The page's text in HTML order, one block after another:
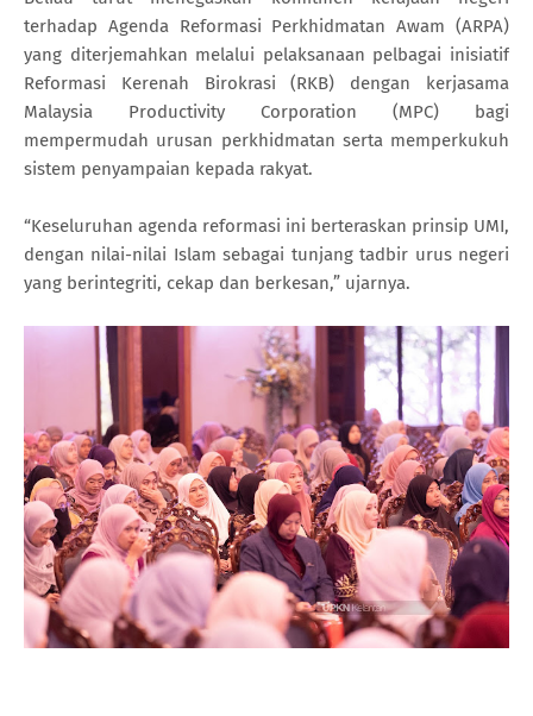
terhadap Agenda Reformasi Perkhidmatan Awam (ARPA)
yang diterjemahkan melalui pelaksanaan pelbagai inisiatif
Reformasi Kerenah Birokrasi (RKB) dengan kerjasama
Malaysia Productivity Corporation (MPC) bagi
mempermudah urusan perkhidmatan serta memperkukuh
sistem penyampaian kepada rakyat.
“Keseluruhan agenda reformasi ini berteraskan prinsip UMI,
dengan nilai-nilai Islam sebagai tunjang tadbir urus negeri
yang berintegriti, cekap dan berkesan,” ujarnya.